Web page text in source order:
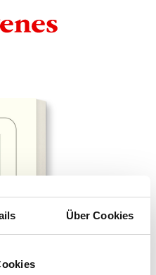
Über Cookies